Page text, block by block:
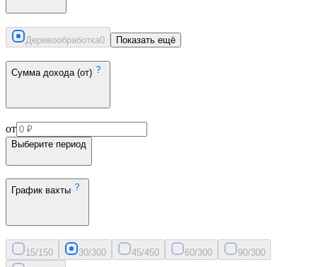
Деревообработка0 Показать ещё
Сумма дохода (от)
от
Выберите период
График вахты
15/150 30/300 45/450 60/300 90/300